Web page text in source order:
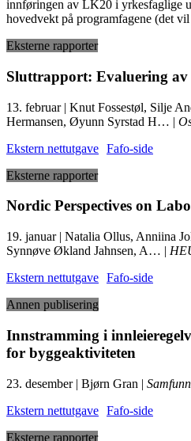
innføringen av LK20 i yrkesfaglige
hovedvekt på programfagene (det
Eksterne rapporter
Sluttrapport: Evaluering av
13. februar | Knut Fossestøl, Silje
Hermansen, Øyunn Syrstad H… |
Ekstern nettutgave Fafo-side
Eksterne rapporter
Nordic Perspectives on
19. januar | Natalia Ollus, Anniina
Synnøve Økland Jahnsen, A… |
Ekstern nettutgave Fafo-side
Annen publisering
Innstramming i
for byggeaktiviteten
23. desember | Bjørn Gran |
Ekstern nettutgave Fafo-side
Eksterne rapporter